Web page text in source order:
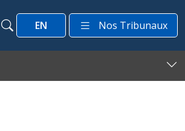
Recherche
Recherche
EN Nos Tribunaux